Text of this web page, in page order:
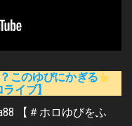
このゆびにかぎる
イブ】